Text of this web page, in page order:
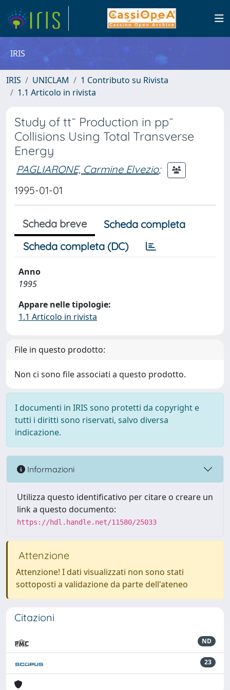
IRIS
IRIS UNICLAM
1 Contributo su Rivista
1.1 Articolo in rivista
Study of tt¯ Production in pp¯
Collisions Using Total Transverse
Energy
PAGLIARONE, Carmine Elvezio;
1995-01-01
Scheda breve
Scheda completa
Scheda completa (DC)
Anno
1995
Appare nelle tipologie:
1.1 Articolo in rivista
File in questo prodotto:
Non ci sono file associati a questo prodotto.
I documenti in IRIS sono protetti da copyright e
tutti i diritti sono riservati, salvo diversa
indicazione.
Informazioni
Utilizza questo identificativo per citare o creare un
link a questo documento:
https://hdl.handle.net/11580/25033
Attenzione
Attenzione! I dati visualizzati non sono stati
sottoposti a validazione da parte dell'ateneo
Citazioni
ND
23